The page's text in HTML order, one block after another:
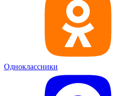
Одноклассники